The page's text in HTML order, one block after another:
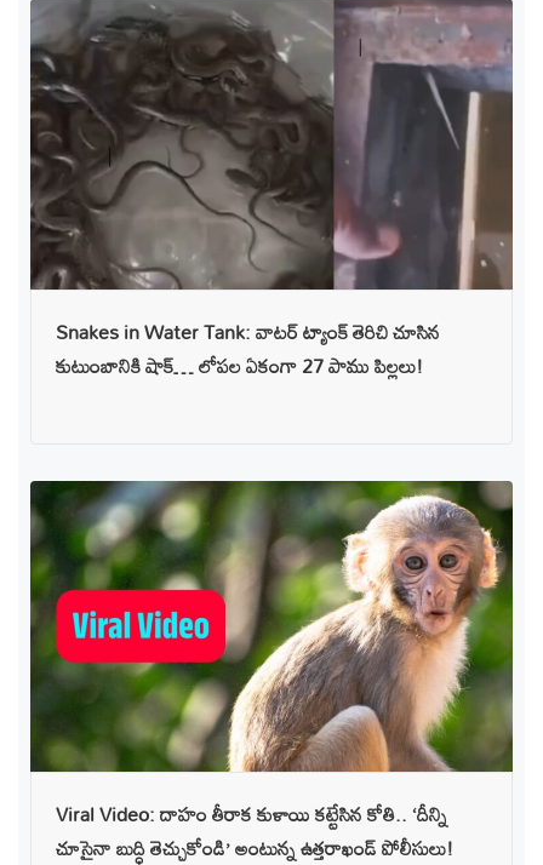
Snakes in Water Tank: వాటర్ ట్యాంక్ తెరిచి చూసిన
కుటుంబానికి షాక్… లోపల ఏకంగా 27 పాము పిల్లలు!
Viral Video: దాహం తీరాక కుళాయి కట్టేసిన కోతి.. ‘దీన్ని
చూసైనా బుద్ధి తెచ్చుకోండి’ అంటున్న ఉత్తరాఖండ్ పోలీసులు!